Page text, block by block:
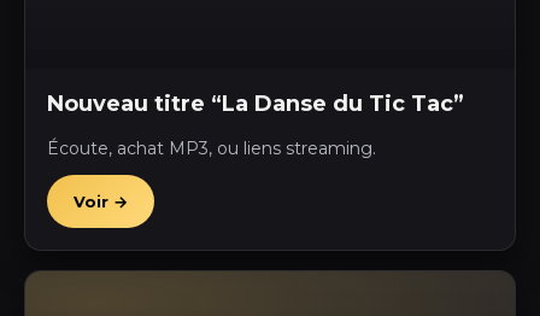
Nouveau titre “La Danse du Tic Tac”
Écoute, achat MP3, ou liens streaming.
Voir →